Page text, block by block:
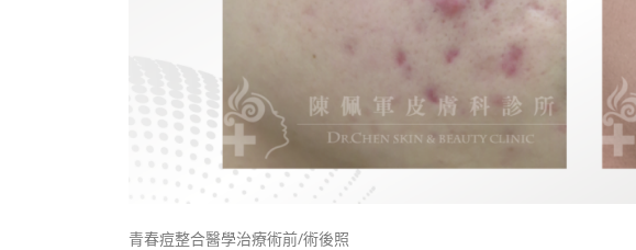
⻘春痘整合醫學治療術前/術後照